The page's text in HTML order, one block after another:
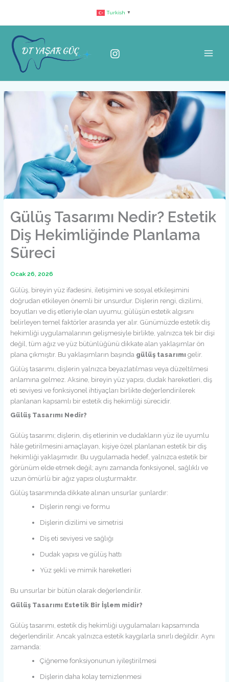
Turkish ▼
Gülüş Tasarımı Nedir? Estetik
Diş Hekimliğinde Planlama
Süreci
Ocak 26, 2026
Gülüş, bireyin yüz ifadesini, iletişimini ve sosyal etkileşimini
doğrudan etkileyen önemli bir unsurdur. Dişlerin rengi, dizilimi,
boyutları ve diş etleriyle olan uyumu; gülüşün estetik algısını
belirleyen temel faktörler arasında yer alır. Günümüzde estetik diş
hekimliği uygulamalarının gelişmesiyle birlikte, yalnızca tek bir dişi
değil, tüm ağız ve yüz bütünlüğünü dikkate alan yaklaşımlar ön
plana çıkmıştır. Bu yaklaşımların başında gülüş tasarımı gelir.
Gülüş tasarımı, dişlerin yalnızca beyazlatılması veya düzeltilmesi
anlamına gelmez. Aksine, bireyin yüz yapısı, dudak hareketleri, diş
eti seviyesi ve fonksiyonel ihtiyaçları birlikte değerlendirilerek
planlanan kapsamlı bir estetik diş hekimliği sürecidir.
Gülüş Tasarımı Nedir?
Gülüş tasarımı; dişlerin, diş etlerinin ve dudakların yüz ile uyumlu
hâle getirilmesini amaçlayan, kişiye özel planlanan estetik bir diş
hekimliği yaklaşımıdır. Bu uygulamada hedef, yalnızca estetik bir
görünüm elde etmek değil; aynı zamanda fonksiyonel, sağlıklı ve
uzun ömürlü bir ağız yapısı oluşturmaktır.
Gülüş tasarımında dikkate alınan unsurlar şunlardır:
Dişlerin rengi ve formu
Dişlerin dizilimi ve simetrisi
Diş eti seviyesi ve sağlığı
Dudak yapısı ve gülüş hattı
Yüz şekli ve mimik hareketleri
Bu unsurlar bir bütün olarak değerlendirilir.
Gülüş Tasarımı Estetik Bir İşlem midir?
Gülüş tasarımı, estetik diş hekimliği uygulamaları kapsamında
değerlendirilir. Ancak yalnızca estetik kaygılarla sınırlı değildir. Aynı
zamanda:
Çiğneme fonksiyonunun iyileştirilmesi
Dişlerin daha kolay temizlenmesi